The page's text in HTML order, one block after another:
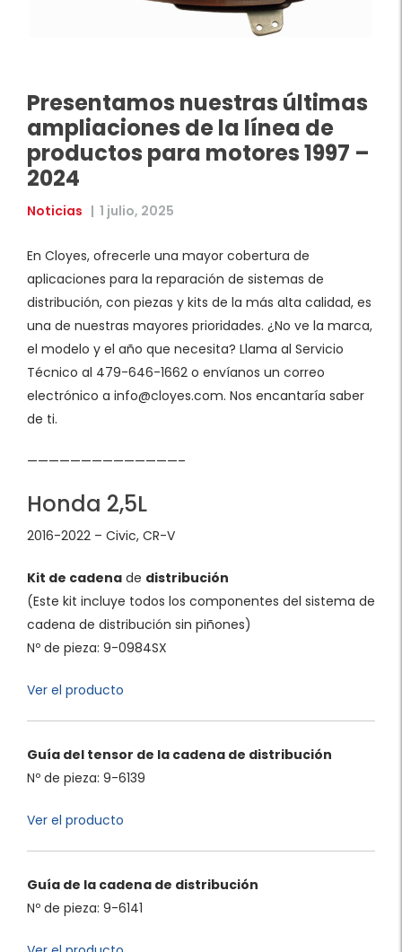
Presentamos nuestras últimas
ampliaciones de la línea de
productos para motores 1997 –
2024
Noticias | 1 julio, 2025
En Cloyes, ofrecerle una mayor cobertura de
aplicaciones para la reparación de sistemas de
distribución, con piezas y kits de la más alta calidad, es
una de nuestras mayores prioridades. ¿No ve la marca,
el modelo y el año que necesita? Llama al Servicio
Técnico al 479-646-1662 o envíanos un correo
electrónico a info@cloyes.com. Nos encantaría saber
de ti.
——————————————–
Honda 2,5L
2016-2022 – Civic, CR-V
Kit de cadena de distribución
(Este kit incluye todos los componentes del sistema de
cadena de distribución sin piñones)
Nº de pieza: 9-0984SX
Ver el producto
Guía del tensor de la cadena de distribución
Nº de pieza: 9-6139
Ver el producto
Guía de la cadena de distribución
Nº de pieza: 9-6141